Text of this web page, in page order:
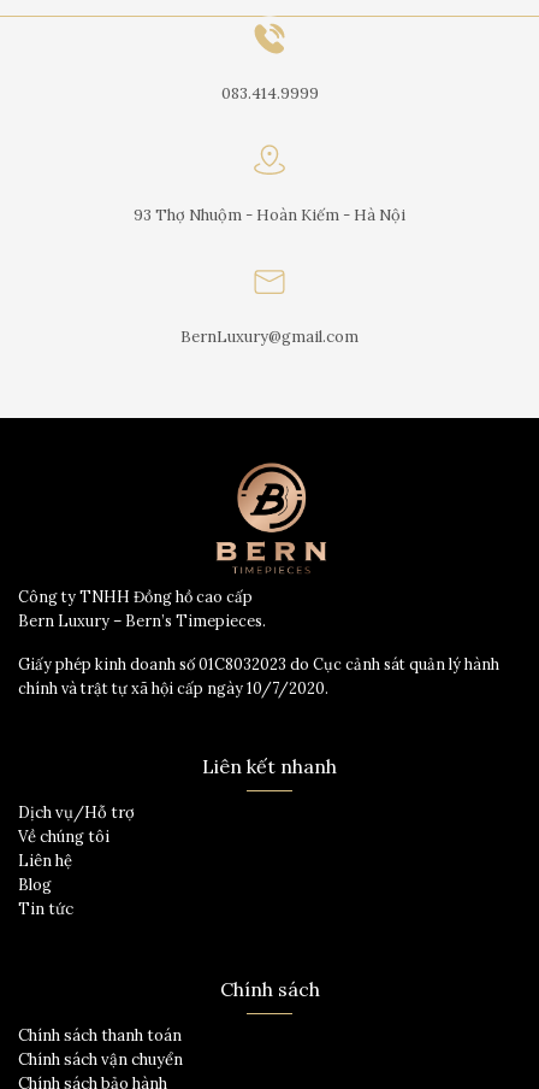
083.414.9999
93 Thợ Nhuộm - Hoàn Kiếm - Hà Nội
BernLuxury@gmail.com
Công ty TNHH Đồng hồ cao cấp
Bern Luxury – Bern’s Timepieces.
Giấy phép kinh doanh số 01C8032023 do Cục cảnh sát quản lý hành
chính và trật tự xã hội cấp ngày 10/7/2020.
Liên kết nhanh
Dịch vụ/Hỗ trợ
Về chúng tôi
Liên hệ
Blog
Tin tức
Chính sách
Chính sách thanh toán
Chính sách vận chuyển
Chính sách bảo hành